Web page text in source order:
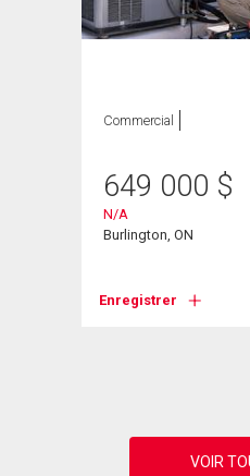
Commercial
649 000 $
N/A
Burlington, ON
Enregistrer